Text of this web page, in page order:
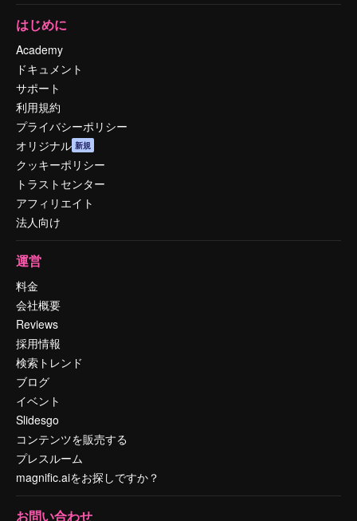
はじめに
Academy
ドキュメント
サポート
利用規約
プライバシーポリシー
オリジナル 新規
クッキーポリシー
トラストセンター
アフィリエイト
法人向け
運営
料金
会社概要
Reviews
採用情報
検索トレンド
ブログ
イベント
Slidesgo
コンテンツを販売する
プレスルーム
magnific.aiをお探しですか？
お問い合わせ